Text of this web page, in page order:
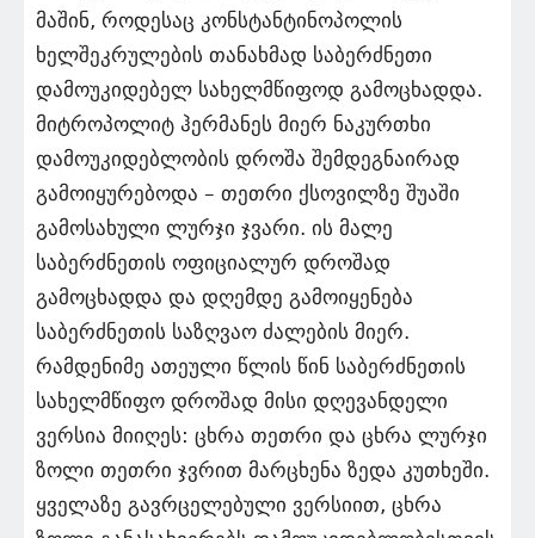
მაშინ, როდესაც კონსტანტინოპოლის
ხელშეკრულების თანახმად საბერძნეთი
დამოუკიდებელ სახელმწიფოდ გამოცხადდა.
მიტროპოლიტ ჰერმანეს მიერ ნაკურთხი
დამოუკიდებლობის დროშა შემდეგნაირად
გამოიყურებოდა – თეთრი ქსოვილზე შუაში
გამოსახული ლურჯი ჯვარი. ის მალე
საბერძნეთის ოფიციალურ დროშად
გამოცხადდა და დღემდე გამოიყენება
საბერძნეთის საზღვაო ძალების მიერ.
რამდენიმე ათეული წლის წინ საბერძნეთის
სახელმწიფო დროშად მისი დღევანდელი
ვერსია მიიღეს: ცხრა თეთრი და ცხრა ლურჯი
ზოლი თეთრი ჯვრით მარცხენა ზედა კუთხეში.
ყველაზე გავრცელებული ვერსიით, ცხრა